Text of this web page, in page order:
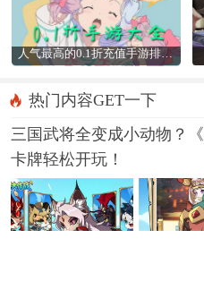
人气最高的0.1折充值手游排行榜
热门内容GET一下
三国武将全变成小动物？
卡牌轻松开玩！